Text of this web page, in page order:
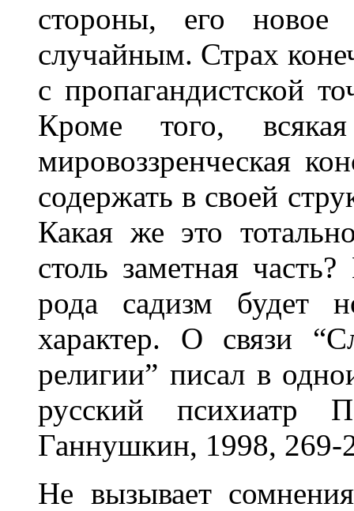
стороны, его
случайным. Страх
с пропагандистской
Кроме того,
мировоззренческая
содержать в своей
Какая же это
столь заметная
рода садизм будет
характер. О связи
религии” писал в
русский
Ганнушкин, 1998, 269-
Не вызывает